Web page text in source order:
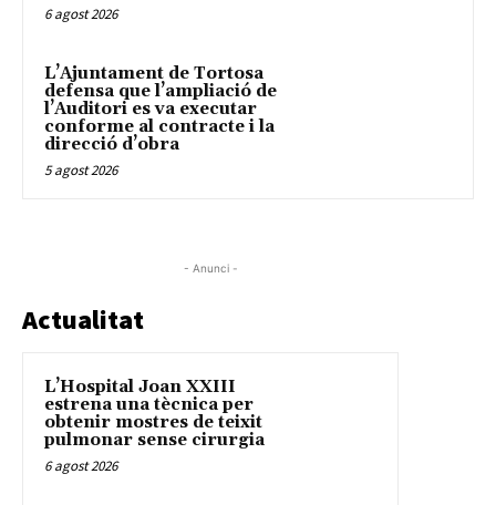
6 agost 2026
L’Ajuntament de Tortosa
defensa que l’ampliació de
l’Auditori es va executar
conforme al contracte i la
direcció d’obra
5 agost 2026
- Anunci -
Actualitat
L’Hospital Joan XXIII
estrena una tècnica per
obtenir mostres de teixit
pulmonar sense cirurgia
6 agost 2026